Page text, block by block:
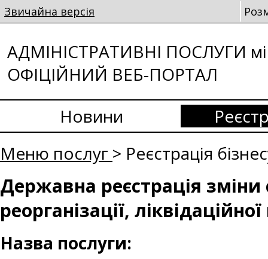
Звичайна версія
АДМІНІСТРАТИВНІ ПОСЛУГИ
ОФІЦІЙНИЙ ВЕБ-ПОРТАЛ
Новини
Меню послуг > Реєстрація
Державна реєстрація зміни
реорганізації,
Назва послуги: